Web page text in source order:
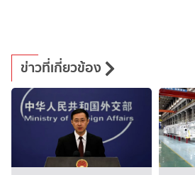
ข่าวที่เกี่ยวข้อง